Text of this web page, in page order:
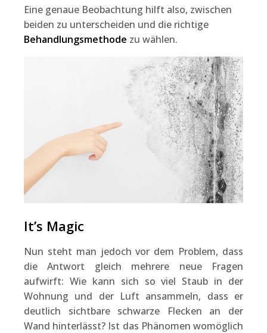
Eine genaue Beobachtung hilft also, zwischen
beiden zu unterscheiden und die richtige
Behandlungsmethode zu wählen.
It’s Magic
Nun steht man jedoch vor dem Problem, dass
die Antwort gleich mehrere neue Fragen
aufwirft: Wie kann sich so viel Staub in der
Wohnung und der Luft ansammeln, dass er
deutlich sichtbare schwarze Flecken an der
Wand hinterlässt? Ist das Phänomen womöglich